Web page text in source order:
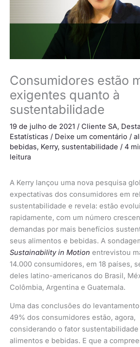
Consumidores estão
exigentes quanto à
sustentabilidade
19 de julho de 2021 / Cliente SA,
Estatísticas / Deixe um comentário /
bebidas, Kerry, sustentabilidade / 4
leitura
A Kerry lançou uma nova pesquisa
expectativas dos consumidores em
sustentabilidade e revela: estão
rapidamente, com um número
demandas por mais benefícios
seus alimentos e bebidas. A
Sustainability in Motion entrevistou
14.000 consumidores, em 18 países,
deles latino-americanos do Brasil,
Colômbia, Argentina e Guatemala.
Uma das conclusões do
49% dos consumidores estão, agora,
considerando o fator sustentabilidade
alimentos e bebidas. E que a